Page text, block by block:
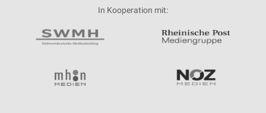
In Kooperation mit: